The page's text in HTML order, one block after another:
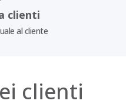
clienti
al cliente
clienti